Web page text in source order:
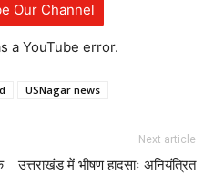
Our Channel
a YouTube error.
USNagar news
Next article
उत्तराखंड में भीषण हादसाः अनियंत्रित